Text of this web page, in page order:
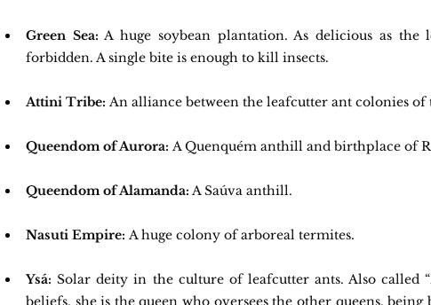
Green Sea: A huge soybean plantation. As delicious as
forbidden. A single bite is enough to kill insects.
Attini Tribe: An alliance between the leafcutter ant colonies of
Queendom of Aurora: A Quenquém anthill and birthplace of
Queendom of Alamanda: A Saúva anthill.
Nasuti Empire: A huge colony of arboreal termites.
Ysá: Solar deity in the culture of leafcutter ants. Also called
beliefs, she is the queen who oversees the other queens,